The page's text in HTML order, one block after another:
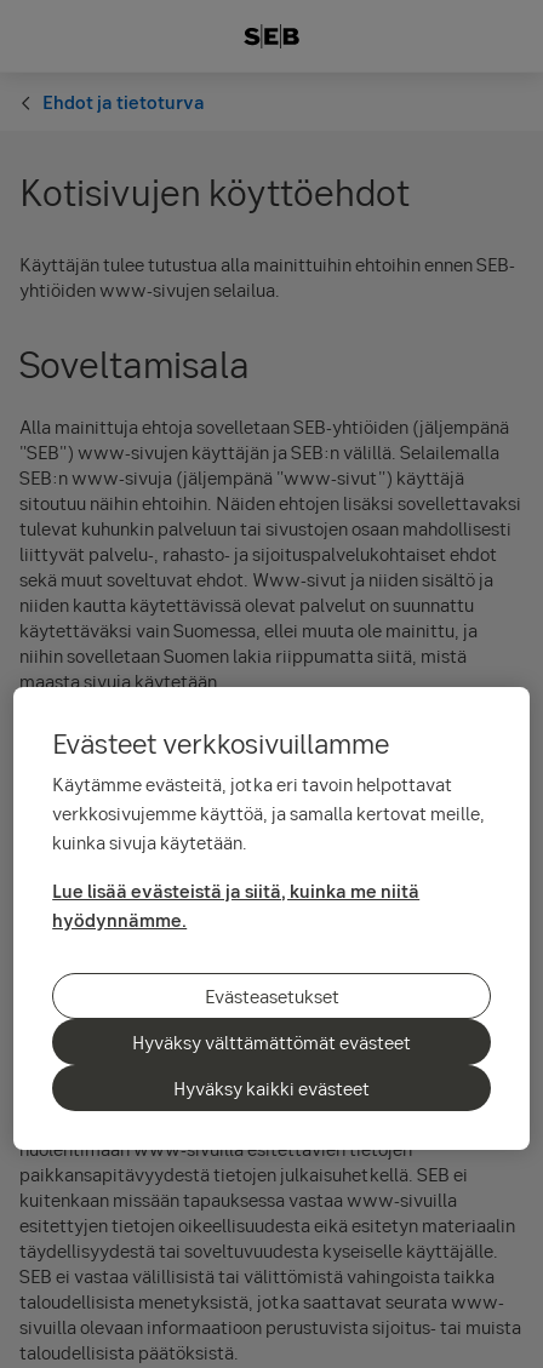
Ehdot ja tietoturva
Kotisivujen köyttöehdot
Käyttäjän tulee tutustua alla mainittuihin ehtoihin ennen SEB-
yhtiöiden www-sivujen selailua.
Soveltamisala
Alla mainittuja ehtoja sovelletaan SEB-yhtiöiden (jäljempänä
"SEB") www-sivujen käyttäjän ja SEB:n välillä. Selailemalla
SEB:n www-sivuja (jäljempänä "www-sivut") käyttäjä
sitoutuu näihin ehtoihin. Näiden ehtojen lisäksi sovellettavaksi
tulevat kuhunkin palveluun tai sivustojen osaan mahdollisesti
liittyvät palvelu-, rahasto- ja sijoituspalvelukohtaiset ehdot
sekä muut soveltuvat ehdot. Www-sivut ja niiden sisältö ja
niiden kautta käytettävissä olevat palvelut on suunnattu
käytettäväksi vain Suomessa, ellei muuta ole mainittu, ja
niihin sovelletaan Suomen lakia riippumatta siitä, mistä
maasta sivuja käytetään.
Sivujen sisältö
Www-sivuilla esitetään yleistä tietoa SEB:stä ja sen
tarjoamista palveluista sekä markkinainformaatiota. Sivujen
ellei toisin ole ilmoitettu. Www-sivuilla esitetty materiaali tai
informaatio ei muodosta antajaansa sitovaa tarjousta tai
ryhtymiseen taikka taloudellista neuvoa tai suositusta liittyen
rahasto- tai arvopaperisijoittamiseen, muuhun
sijoitustoimintaan taikka luottolaitostoimintaan. Käyttäjän
tulee tehdä sijoituspäätöksensä itsenäisesti ja omalla
vastuullaan omien selvityksiensä ja riskiarvioidensa pohjalta
sekä tarvittaessa konsultoida neuvonantajaansa. Käyttäjällä
huolehtimaan www-sivuilla esitettävien tietojen
paikkansapitävyydestä tietojen julkaisuhetkellä. SEB ei
kuitenkaan missään tapauksessa vastaa www-sivuilla
esitettyjen tietojen oikeellisuudesta eikä esitetyn materiaalin
täydellisyydestä tai soveltuvuudesta kyseiselle käyttäjälle.
SEB ei vastaa välillisistä tai välittömistä vahingoista taikka
taloudellisista menetyksistä, jotka saattavat seurata www-
sivuilla olevaan informaatioon perustuvista sijoitus- tai muista
taloudellisista päätöksistä.
Evästeet verkkosivuillamme
Käytämme evästeitä, jotka eri tavoin helpottavat
verkkosivujemme käyttöä, ja samalla kertovat meille,
kuinka sivuja käytetään.
Lue lisää evästeistä ja siitä, kuinka me niitä
hyödynnämme.
Evästeasetukset
Hyväksy välttämättömät evästeet
Hyväksy kaikki evästeet